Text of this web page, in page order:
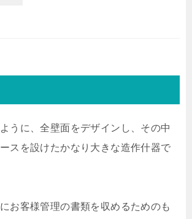
うに、全壁面をデザインし、その中
スを設けたかなり大きな造作什器で
お客様管理の書類を収めるためのも